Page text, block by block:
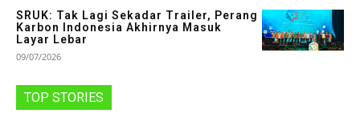
SRUK: Tak Lagi Sekadar Trailer, Perang
Karbon Indonesia Akhirnya Masuk
Layar Lebar
09/07/2026
TOP STORIES